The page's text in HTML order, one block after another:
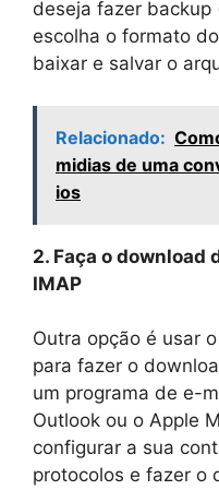
deseja fazer backup
escolha o formato
baixar e salvar o
Relacionado:
midias de uma
ios
2. Faça o download
IMAP
Outra opção é usar
para fazer o
um programa de e-
Outlook ou o Apple
configurar a sua
protocolos e fazer o